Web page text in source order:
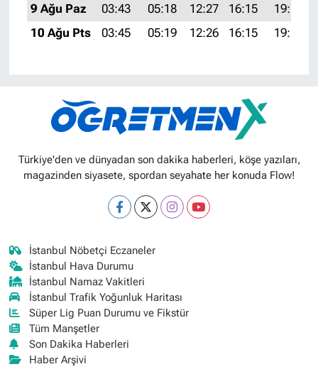
9 Ağu Paz
03:43 05:18 12:27 16:15
19:26
10 Ağu Pts
03:45 05:19 12:26 16:15 19:24
Türkiye'den ve dünyadan son dakika haberleri, köşe yazıları,
magazinden siyasete, spordan seyahate her konuda Flow!
İstanbul Nöbetçi Eczaneler
İstanbul Hava Durumu
İstanbul Namaz Vakitleri
İstanbul Trafik Yoğunluk Haritası
Süper Lig Puan Durumu ve Fikstür
Tüm Manşetler
Son Dakika Haberleri
Haber Arşivi